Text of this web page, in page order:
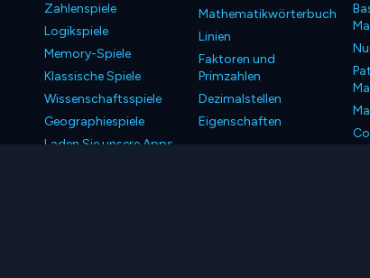
Zahlenspiele
Logikspiele
Memory-Spiele
Klassische Spiele
Wissenschaftsspiele
Geographiespiele
Laden Sie unsere Apps
Mathematikwörterbuch
Linien
Faktoren und
Primzahlen
Dezimalstellen
Eigenschaften